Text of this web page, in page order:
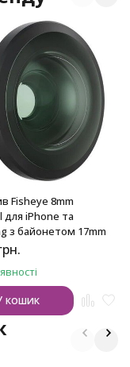
Fisheye 8mm
для iPhone та
з байонетом 17mm
кошик